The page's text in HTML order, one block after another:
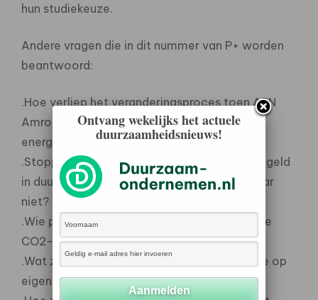
hun studiekeuze.
Andere vragen die in dit nummer van P+ worden
beantwoord:
.Hoe verliep het veranderingsproces toen ABN
Amro het hoofdkantoor vroeg zuiniger met
energie om te gaan?
.Stoppen rijke en bewuste Nederlanders hun geld
in duurzame beleggingsfondsen of toch maar
niet?
.Wie plant de bossen ter compensatie van de
CO2-emissie en waar dan?
.Wat zijn de succesfactoren voor burgers die op
eigen houtje een eigen hulpactie starten?
Ontvang wekelijks het actuele
duurzaamheidsnieuws!